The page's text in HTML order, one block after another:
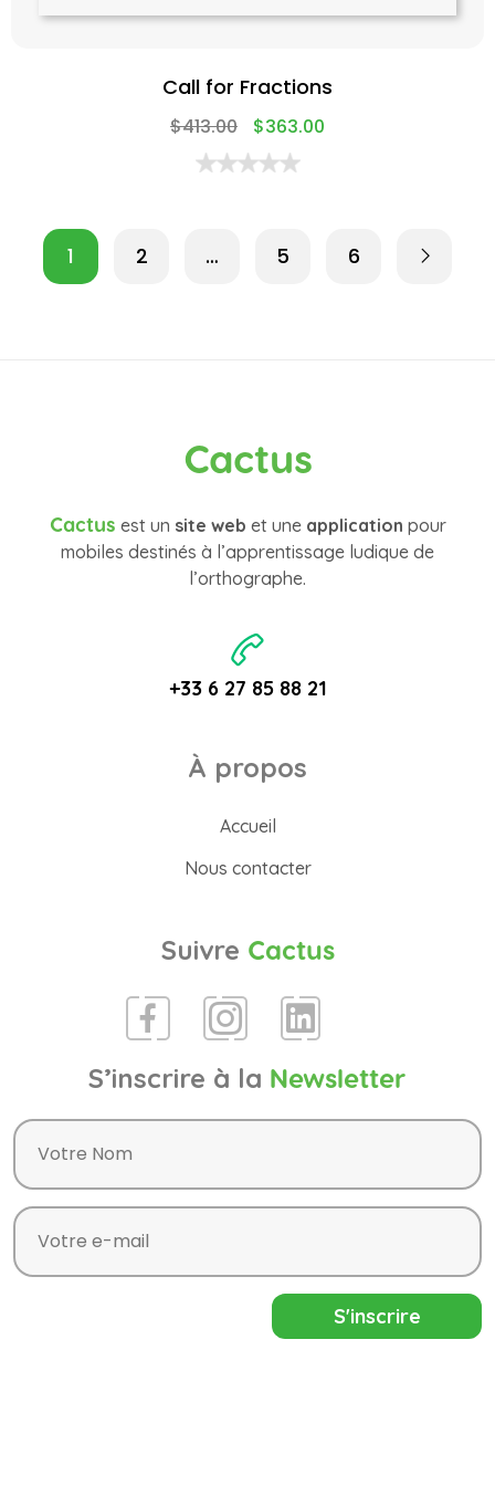
Call for Fractions
$413.00 $363.00
1 2 … 5 6
Cactus
Cactus est un site web et une application pour
mobiles destinés à l’apprentissage ludique de
l’orthographe.
+33 6 27 85 88 21
À propos
Accueil
Nous contacter
Suivre Cactus
S’inscrire à la Newsletter